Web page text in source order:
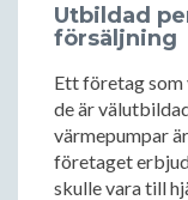
Utbildad
försäljning
Ett företag som
de är
värmepumpar
företaget
skulle vara till